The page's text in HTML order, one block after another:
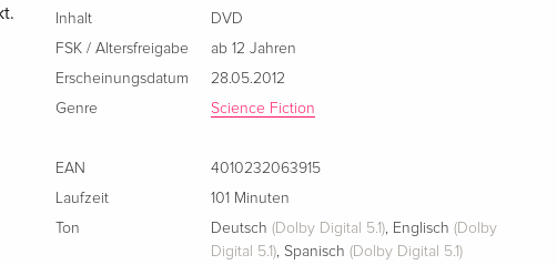
Standard Edition
Collector's Edition, Blu-ray + DVD
Inhalt
DVD
FSK / Altersfreigabe
ab 12 Jahren
Erscheinungsdatum
28.05.2012
Genre
Science Fiction
EAN
4010232063915
Laufzeit
101 Minuten
Ton
Deutsch (Dolby Digital 5.1), Englisch (Dolby
Digital 5.1),Spanisch (Dolby Digital 5.1)